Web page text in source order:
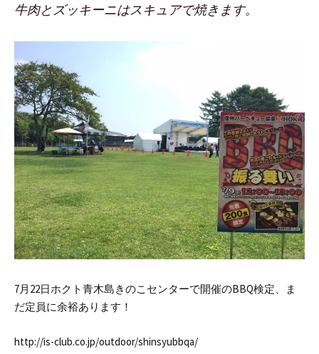
牛肉とズッキーニはスキュアで焼きます。
7月22日ホクト青木島きのこセンターで開催のBBQ検定、ま
だ定員に余裕あります！
http://is-club.co.jp/outdoor/shinsyubbqa/